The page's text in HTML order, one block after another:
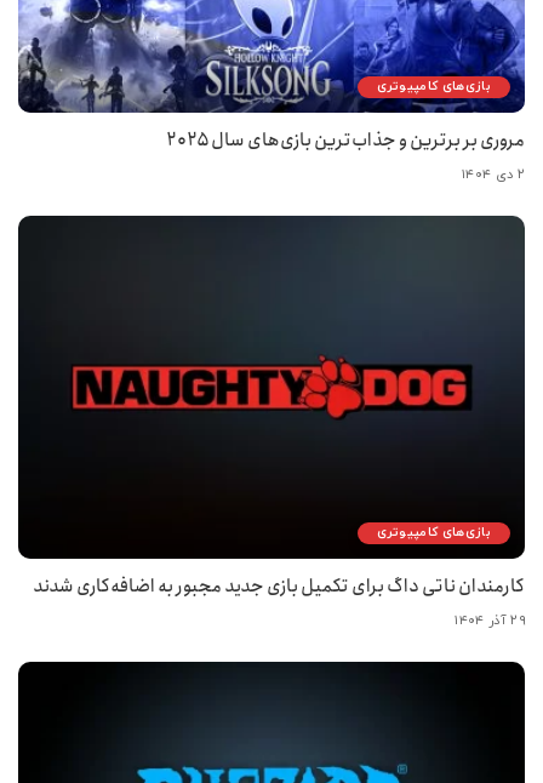
بازی‌های کامپیوتری
مروری بر برترین و جذاب‌ترین بازی‌های سال ۲۰۲۵
۲ دی ۱۴۰۴
بازی‌های کامپیوتری
کارمندان ناتی داگ برای تکمیل بازی جدید مجبور به اضافه‌کاری شدند
۲۹ آذر ۱۴۰۴